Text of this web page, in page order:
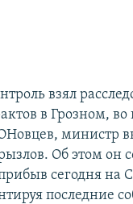
взял
в Грозном,
министр
Об этом он
сегодня на
последние